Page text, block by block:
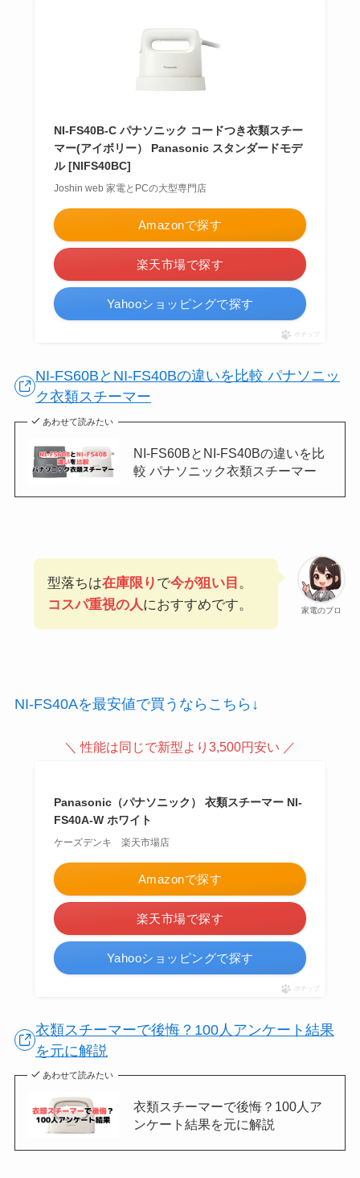
NI-FS40B-C パナソニック コードつき衣類スチー
マー(アイボリー） Panasonic スタンダードモデ
ル [NIFS40BC]
Joshin web 家電とPCの大型専門店
Amazonで探す
楽天市場で探す
Yahooショッピングで探す
ポチップ
NI-FS60BとNI-FS40Bの違いを比較 パナソニッ
ク衣類スチーマー
あわせて読みたい
NI-FS60BとNI-FS40Bの違いを比
較 パナソニック衣類スチーマー
家電のプロ
型落ちは在庫限り で今が狙い目 。
コスパ重視の人におすすめです。
NI-FS40Aを最安値で買うならこちら↓
＼ 性能は同じで新型より3,500円安い ／
Panasonic（パナソニック） 衣類スチーマー NI-
FS40A-W ホワイト
ケーズデンキ 楽天市場店
Amazonで探す
楽天市場で探す
Yahooショッピングで探す
ポチップ
衣類スチーマーで後悔？100人アンケート結果
を元に解説
あわせて読みたい
衣類スチーマーで後悔？100人ア
ンケート結果を元に解説